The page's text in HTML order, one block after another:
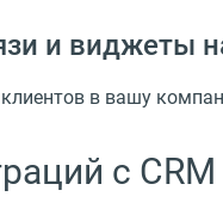
и виджеты
клиентов в вашу
с